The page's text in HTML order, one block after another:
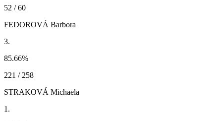
52 / 60
FEDOROVÁ Barbora
3.
85.66%
221 / 258
STRAKOVÁ Michaela
1.